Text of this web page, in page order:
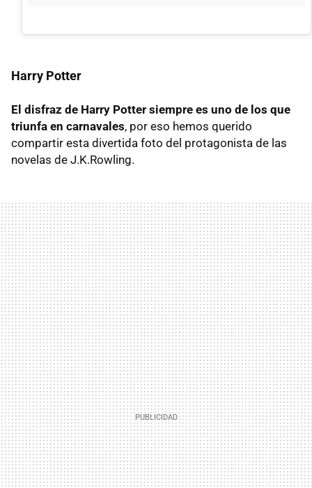
Harry Potter
El disfraz de Harry Potter siempre es uno de los que
triunfa en carnavales, por eso hemos querido
compartir esta divertida foto del protagonista de las
novelas de J.K.Rowling.